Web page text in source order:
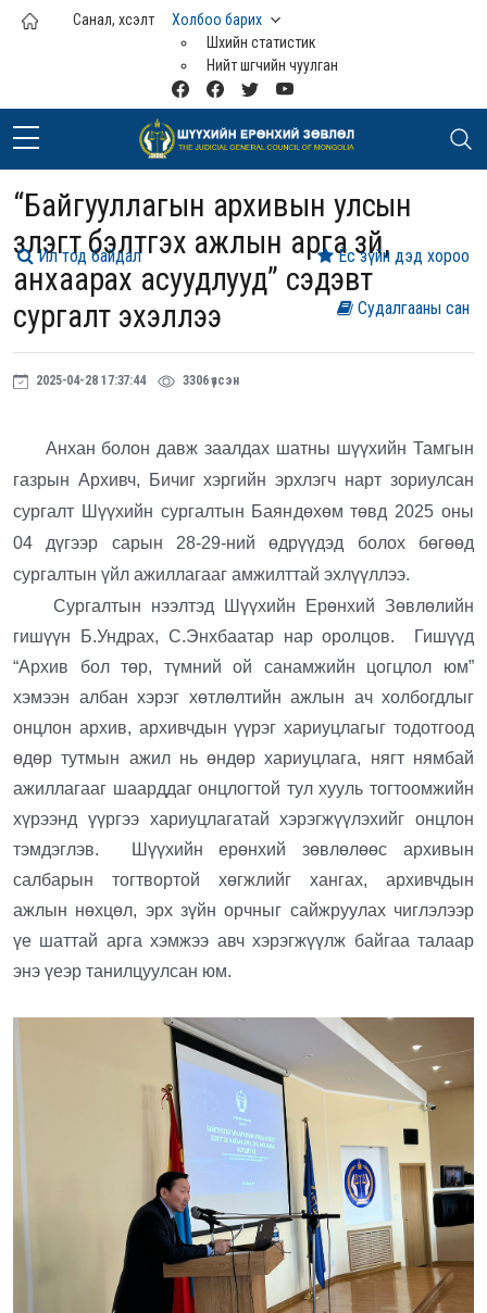
Үндсэн агуулга руу шилжих
Санал, хүсэлт
Холбоо барих
Шүүхийн статистик
Нийт шүүгчийн чуулган
“Байгууллагын архивын улсын
үзлэгт бэлтгэх ажлын арга зүй,
анхаарах асуудлууд” сэдэвт
сургалт эхэллээ
2025-04-28 17:37:44 3306 үзсэн
Анхан болон давж заалдах шатны шүүхийн Тамгын
газрын Архивч, Бичиг хэргийн эрхлэгч нарт зориулсан
сургалт Шүүхийн сургалтын Баяндөхөм төвд 2025 оны
04 дүгээр сарын 28-29-ний өдрүүдэд болох бөгөөд
сургалтын үйл ажиллагааг амжилттай эхлүүллээ.
Сургалтын нээлтэд Шүүхийн Ерөнхий Зөвлөлийн
гишүүн Б.Ундрах, С.Энхбаатар нар оролцов. Гишүүд
“Архив бол төр, түмний ой санамжийн цогцлол юм”
хэмээн албан хэрэг хөтлөлтийн ажлын ач холбогдлыг
онцлон архив, архивчдын үүрэг хариуцлагыг тодотгоод
өдөр тутмын ажил нь өндөр хариуцлага, нягт нямбай
ажиллагааг шаарддаг онцлогтой тул хууль тогтоомжийн
хүрээнд үүргээ хариуцлагатай хэрэгжүүлэхийг онцлон
тэмдэглэв. Шүүхийн ерөнхий зөвлөлөөс архивын
салбарын тогтвортой хөгжлийг хангах, архивчдын
ажлын нөхцөл, эрх зүйн орчныг сайжруулах чиглэлээр
үе шаттай арга хэмжээ авч хэрэгжүүлж байгаа талаар
энэ үеэр танилцуулсан юм.
Судалгааны сан
Ёс зүйн дэд хороо
Ил тод байдал